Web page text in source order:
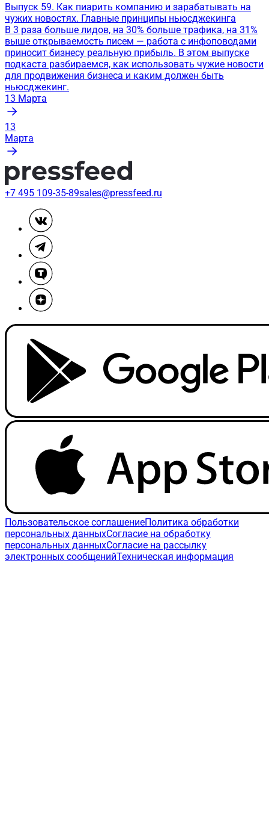
Выпуск 59. Как пиарить компанию и зарабатывать на
чужих новостях. Главные принципы ньюсджекинга
В 3 раза больше лидов, на 30% больше трафика, на 31%
выше открываемость писем — работа с инфоповодами
приносит бизнесу реальную прибыль. В этом выпуске
подкаста разбираемся, как использовать чужие новости
для продвижения бизнеса и каким должен быть
ньюсджекинг.
13 Марта
13
Марта
+7 495 109-35-89sales@pressfeed.ru
Пользовательское соглашениеПолитика обработки
персональных данныхСогласие на обработку
персональных данныхСогласие на рассылку
электронных сообщенийТехническая информация